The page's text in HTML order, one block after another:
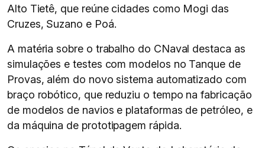
Alto Tietê, que reúne cidades como Mogi das
Cruzes, Suzano e Poá.
A matéria sobre o trabalho do CNaval destaca as
simulações e testes com modelos no Tanque de
Provas, além do novo sistema automatizado com
braço robótico, que reduziu o tempo na fabricação
de modelos de navios e plataformas de petróleo, e
da máquina de prototipagem rápida.